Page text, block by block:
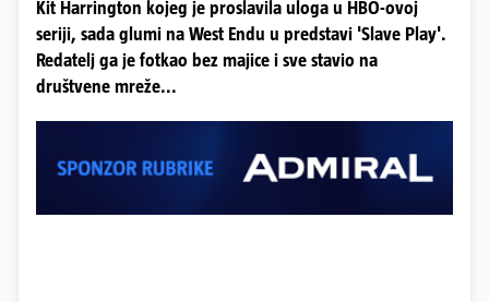
Kit Harrington kojeg je proslavila uloga u HBO-ovoj
seriji, sada glumi na West Endu u predstavi 'Slave Play'.
Redatelj ga je fotkao bez majice i sve stavio na
društvene mreže...